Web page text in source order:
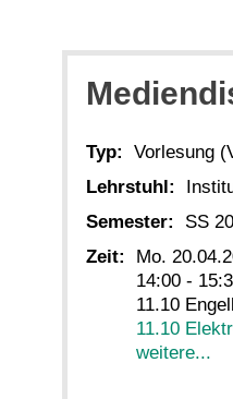
Typ:
Vorlesung
Lehrstuhl:
Semester:
SS
Zeit:
Mo.
14:00 -
11.10
11.10
weitere...